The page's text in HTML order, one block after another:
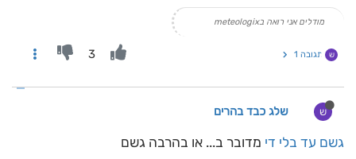
מודלים אני רואה בmeteologix
ש תגובה 1 3
ש שלג כבד בהרים
גשם עד בלי די מדובר ב... או בהרבה גשם